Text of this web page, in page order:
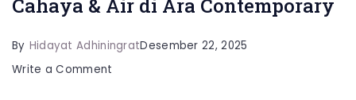
Cahaya & Air di Ara Contemporary
By Hidayat AdhiningratDesember 22, 2025
Write a Comment